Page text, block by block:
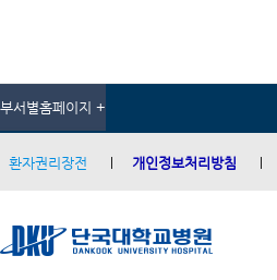
부서별홈페이지 +
환자권리장전 개인정보처리방침